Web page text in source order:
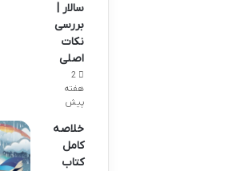
سالار |
بررسی
نکات
اصلی
2
هفته
پیش
خلاصه
کامل
کتاب